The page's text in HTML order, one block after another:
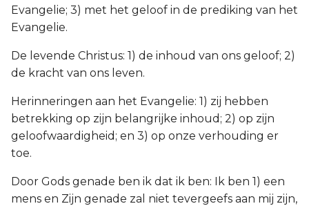
Evangelie; 3) met het geloof in de prediking van het
Evangelie.
De levende Christus: 1) de inhoud van ons geloof; 2)
de kracht van ons leven.
Herinneringen aan het Evangelie: 1) zij hebben
betrekking op zijn belangrijke inhoud; 2) op zijn
geloofwaardigheid; en 3) op onze verhouding er
toe.
Door Gods genade ben ik dat ik ben: Ik ben 1) een
mens en Zijn genade zal niet tevergeefs aan mij zijn,